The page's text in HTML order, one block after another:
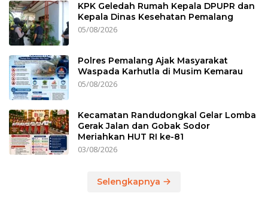
KPK Geledah Rumah Kepala DPUPR dan
Kepala Dinas Kesehatan Pemalang
05/08/2026
Polres Pemalang Ajak Masyarakat
Waspada Karhutla di Musim Kemarau
05/08/2026
Kecamatan Randudongkal Gelar Lomba
Gerak Jalan dan Gobak Sodor
Meriahkan HUT RI ke-81
03/08/2026
Selengkapnya